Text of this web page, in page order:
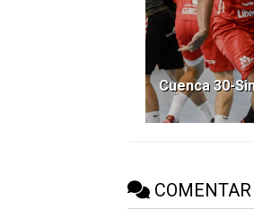
Cuenca 30-
COMENTAR